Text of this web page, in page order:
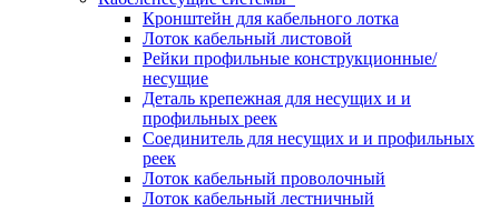
Кронштейн для кабельного лотка
Лоток кабельный листовой
Рейки профильные конструкционные/
несущие
Деталь крепежная для несущих и и
профильных реек
Соединитель для несущих и и профильных
реек
Лоток кабельный проволочный
Лоток кабельный лестничный